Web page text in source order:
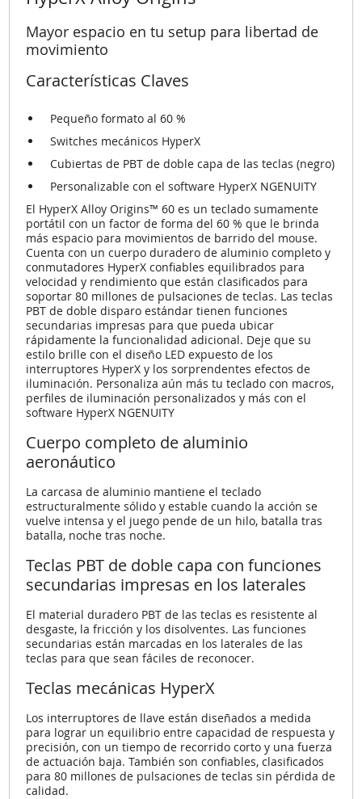
Mayor espacio en tu setup para libertad de
movimiento
Características Claves
Pequeño formato al 60 %
Switches mecánicos HyperX
Cubiertas de PBT de doble capa de las teclas (negro)
Personalizable con el software HyperX NGENUITY
El HyperX Alloy Origins™ 60 es un teclado sumamente
portátil con un factor de forma del 60 % que le brinda
más espacio para movimientos de barrido del mouse.
Cuenta con un cuerpo duradero de aluminio completo y
conmutadores HyperX confiables equilibrados para
velocidad y rendimiento que están clasificados para
soportar 80 millones de pulsaciones de teclas. Las teclas
PBT de doble disparo estándar tienen funciones
secundarias impresas para que pueda ubicar
rápidamente la funcionalidad adicional. Deje que su
estilo brille con el diseño LED expuesto de los
interruptores HyperX y los sorprendentes efectos de
iluminación. Personaliza aún más tu teclado con macros,
perfiles de iluminación personalizados y más con el
software HyperX NGENUITY
Cuerpo completo de aluminio
aeronáutico
La carcasa de aluminio mantiene el teclado
estructuralmente sólido y estable cuando la acción se
vuelve intensa y el juego pende de un hilo, batalla tras
batalla, noche tras noche.
Teclas PBT de doble capa con funciones
secundarias impresas en los laterales
El material duradero PBT de las teclas es resistente al
desgaste, la fricción y los disolventes. Las funciones
secundarias están marcadas en los laterales de las
teclas para que sean fáciles de reconocer.
Teclas mecánicas HyperX
Los interruptores de llave están diseñados a medida
para lograr un equilibrio entre capacidad de respuesta y
precisión, con un tiempo de recorrido corto y una fuerza
de actuación baja. También son confiables, clasificados
para 80 millones de pulsaciones de teclas sin pérdida de
calidad.